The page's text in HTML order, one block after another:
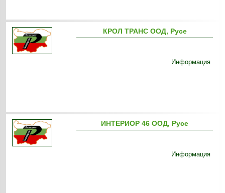
КРОЛ ТРАНС ООД, Русе
Информация
ИНТЕРИОР 46 ООД, Русе
Информация